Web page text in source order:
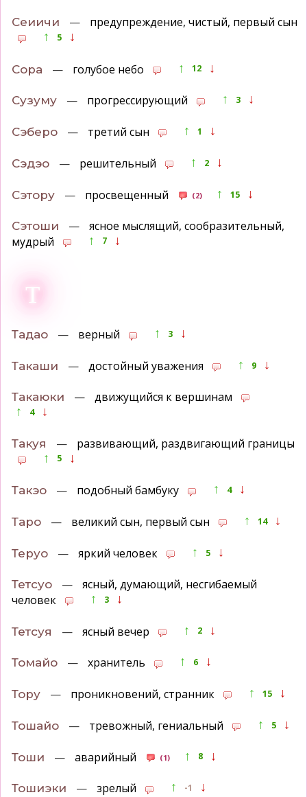
Сеиичи — предупреждение, чистый, первый сын
↑ 5 ↓
Сора — голубое небо ↑ 12 ↓
Сузуму — прогрессирующий ↑ 3 ↓
Сэберо — третий сын ↑ 1 ↓
Сэдэо — решительный ↑ 2 ↓
Сэтору — просвещенный (2) ↑ 15 ↓
Сэтоши —
ясное мыслящий, сообразительный,
мудрый
↑ 7 ↓
Т
Тадао — верный ↑ 3 ↓
Такаши — достойный уважения ↑ 9 ↓
Такаюки — движущийся к вершинам
↑ 4 ↓
Такуя — развивающий, раздвигающий границы
↑ 5 ↓
Такэо — подобный бамбуку ↑ 4 ↓
Таро — великий сын, первый сын ↑ 14 ↓
Теруо — яркий человек ↑ 5 ↓
Тетсуо —
ясный, думающий, несгибаемый
человек
↑ 3 ↓
Тетсуя — ясный вечер ↑ 2 ↓
Томайо — хранитель ↑ 6 ↓
Тору — проникновений, странник ↑ 15 ↓
Тошайо — тревожный, гениальный ↑ 5 ↓
Тоши — аварийный (1) ↑ 8 ↓
Тошиэки — зрелый ↑ -1 ↓